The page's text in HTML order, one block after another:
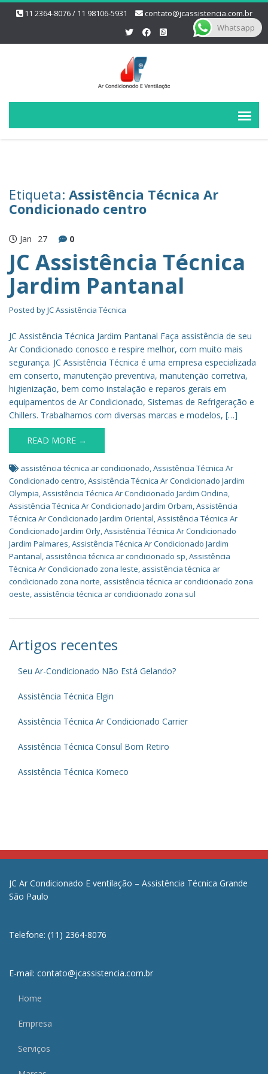
11 2364-8076 / 11 98106-5931 contato@jcassistencia.com.br
Etiqueta: Assistência Técnica Ar
Condicionado centro
Jan 27 0
JC Assistência Técnica
Jardim Pantanal
Posted byJC Assistência Técnica
JC Assistência Técnica Jardim Pantanal Faça assistência de seu
Ar Condicionado conosco e respire melhor, com muito mais
segurança. JC Assistência Técnica é uma empresa especializada
em conserto, manutenção preventiva, manutenção corretiva,
higienização, bem como instalação e reparos gerais em
equipamentos de Ar Condicionado, Sistemas de Refrigeração e
Chillers. Trabalhamos com diversas marcas e modelos, […]
READ MORE →
assistência técnica ar condicionado,Assistência Técnica Ar
Condicionado centro,Assistência Técnica Ar Condicionado Jardim
Olympia,Assistência Técnica Ar Condicionado Jardim Ondina,
Assistência Técnica Ar Condicionado Jardim Orbam,Assistência
Técnica Ar Condicionado Jardim Oriental,Assistência Técnica Ar
Condicionado Jardim Orly,Assistência Técnica Ar Condicionado
Jardim Palmares,Assistência Técnica Ar Condicionado Jardim
Pantanal, assistência técnica ar condicionado sp,Assistência
Técnica Ar Condicionado zona leste, assistência técnica ar
condicionado zona norte, assistência técnica ar condicionado zona
oeste, assistência técnica ar condicionado zona sul
Artigos recentes
Seu Ar-Condicionado Não Está Gelando?
Assistência Técnica Elgin
Assistência Técnica Ar Condicionado Carrier
Assistência Técnica Consul Bom Retiro
Assistência Técnica Komeco
JC Ar Condicionado E ventilação – Assistência Técnica Grande
São Paulo
Telefone: (11) 2364-8076
E-mail: contato@jcassistencia.com.br
Home
Empresa
Serviços
Whatsapp